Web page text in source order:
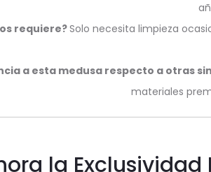
requiere?Solo necesita limpieza
a esta medusa respecto a otras
materiales
la